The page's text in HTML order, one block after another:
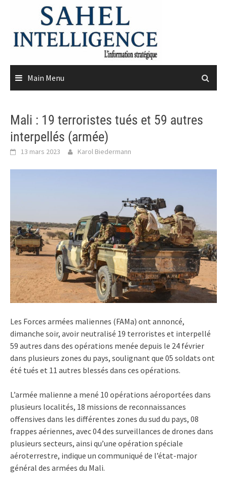
content
Main Menu
Mali : 19 terroristes tués et 59 autres
interpellés (armée)
13 mars 2023 Karol Biedermann
Les Forces armées maliennes (FAMa) ont annoncé,
dimanche soir, avoir neutralisé 19 terroristes et interpellé
59 autres dans des opérations menée depuis le 24 février
dans plusieurs zones du pays, soulignant que 05 soldats ont
été tués et 11 autres blessés dans ces opérations.
L’armée malienne a mené 10 opérations aéroportées dans
plusieurs localités, 18 missions de reconnaissances
offensives dans les différentes zones du sud du pays, 08
frappes aériennes, avec 04 des surveillances de drones dans
plusieurs secteurs, ainsi qu’une opération spéciale
aéroterrestre, indique un communiqué de l’état-major
général des armées du Mali.